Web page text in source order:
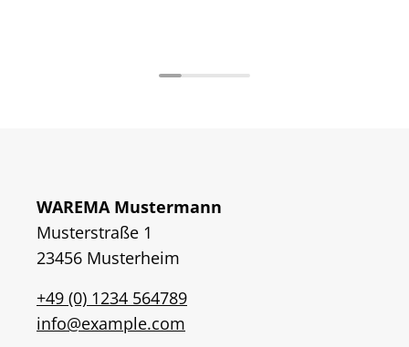
WAREMA Mustermann
Musterstraße 1
23456 Musterheim
+49 (0) 1234 564789
info@example.com